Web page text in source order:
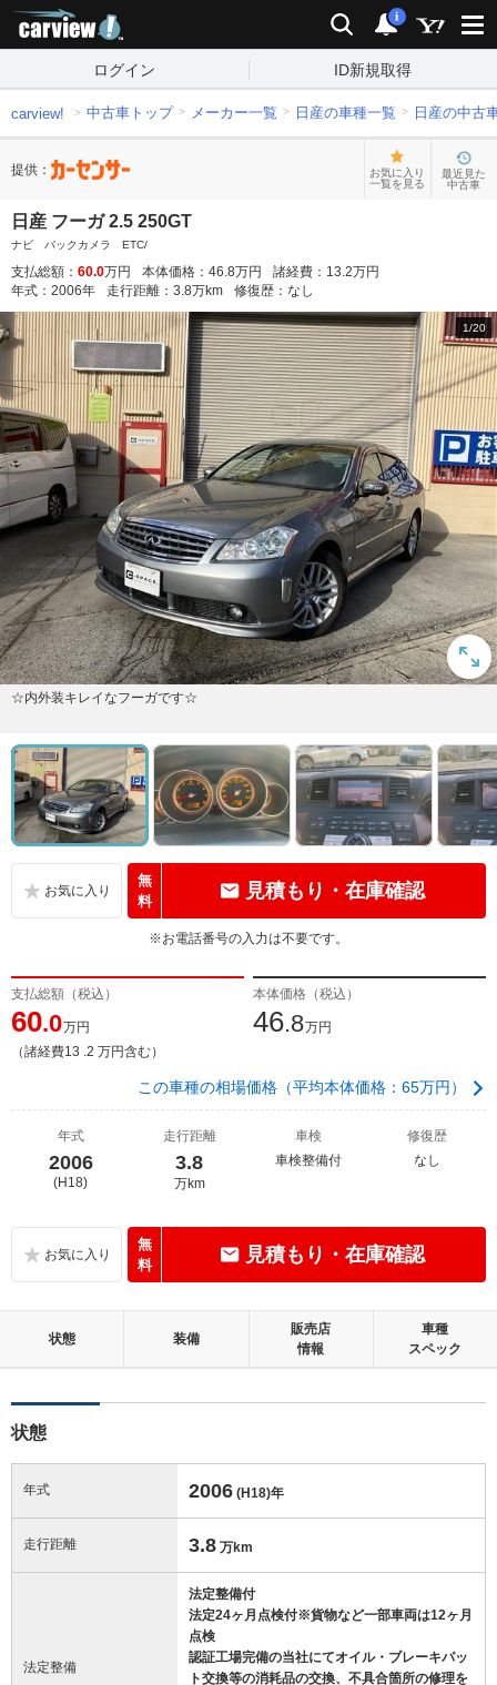
検索 通知
i
ログイン ID新規取得
carview! 中古車トップ メーカー一覧 日産の車種一覧 日産の中古
提供：
お気に入り
一覧を見る
最近見た
中古車
日産 フーガ 2.5 250GT
ナビ バックカメラ ETC/
支払総額： 60.0万円 本体価格： 46.8万円 諸経費： 13.2万円
年式： 2006年 走行距離： 3.8万km 修復歴： なし
1/20
☆内外装キレイなフーガです☆
無
料
見積もり・在庫確認
※お電話番号の入力は不要です。
支払総額（税込）
60.0万円
（諸経費13 .2 万円含む）
本体価格（税込）
46.8万円
この車種の相場価格（平均本体価格：65万円）
年式
2006
(H18)
走行距離
3.8
万km
車検
車検整備付
修復歴
なし
無
料
見積もり・在庫確認
状態 装備
販売店
情報
車種
スペック
状態
年式 2006 (H18)年
走行距離 3.8 万km
法定整備
法定整備付
法定24ヶ月点検付※貨物など一部車両は12ヶ月
点検
認証工場完備の当社にてオイル・ブレーキパッ
ト交換等の消耗品の交換、不具合箇所の修理を